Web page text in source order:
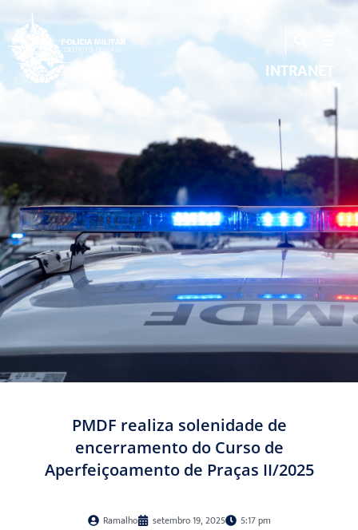
INTRANET
PMDF realiza solenidade de
encerramento do Curso de
Aperfeiçoamento de Praças II/2025
Ramalho setembro 19, 2025 5:17 pm